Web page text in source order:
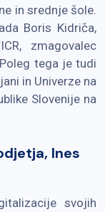
in srednje šole.
Boris Kidriča,
zmagovalec
tega je tudi
in Univerze na
Slovenije na
Ines
svojih